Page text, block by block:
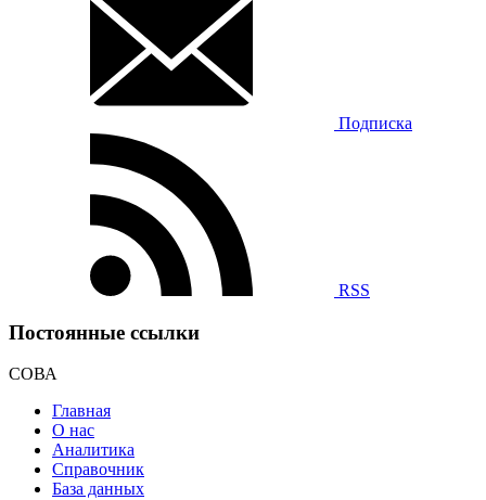
Подписка
RSS
Постоянные ссылки
СОВА
Главная
О нас
Аналитика
Справочник
База данных